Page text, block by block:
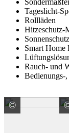
Tageslicht-
Rollläden
Hitzeschutz-
Smart Home
Rauch- und
Bedienungs-
© VELUX